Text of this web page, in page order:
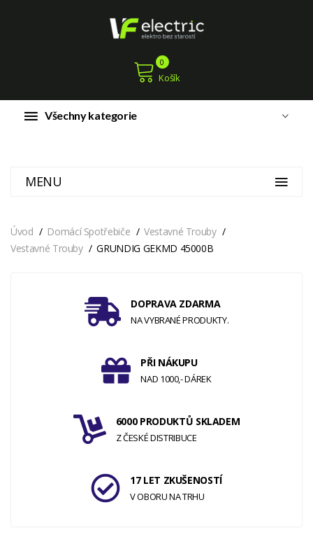
Košík
0
Všechny kategorie
MENU
Úvod Domácí Spotřebiče
Vestavné Trouby
Vestavné Trouby
GRUNDIG GEKMD 45000B
DOPRAVA ZDARMA
NA VYBRANÉ PRODUKTY.
PŘI NÁKUPU
NAD 1000,- DÁREK
6000 PRODUKTŮ SKLADEM
Z ČESKÉ DISTRIBUCE
17 LET ZKUŠENOSTÍ
V OBORU NA TRHU